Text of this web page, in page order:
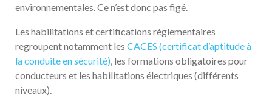
environnementales. Ce n’est donc pas figé.
Les habilitations et certifications règlementaires
regroupent notamment les CACES (certificat d’aptitude à
la conduite en sécurité) , les formations obligatoires pour
conducteurs et les habilitations électriques (différents
niveaux).